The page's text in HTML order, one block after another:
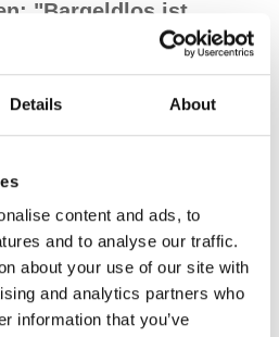
Details About
content and ads, to
and to analyse our traffic.
about your use of our site with
and analytics partners who
information that you’ve
"Bargeldlos ist
mögen zwar
aber sie sind mit
entfallen diese Gebühren,
den vollen Wert des
effiziente
wie unsere
bei, Bargeld-Handling-